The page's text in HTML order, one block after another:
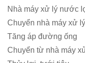
Nhà máy xử lý nước
Chuyển nhà máy xử
Tăng áp đường ống
Chuyển từ nhà máy